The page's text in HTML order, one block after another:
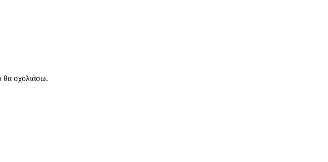
θα σχολιάσω.